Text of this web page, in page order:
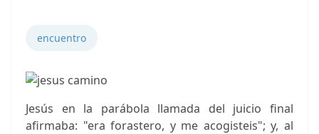
encuentro
Jesús en la parábola llamada del juicio final
afirmaba: "era forastero, y me acogisteis"; y, al